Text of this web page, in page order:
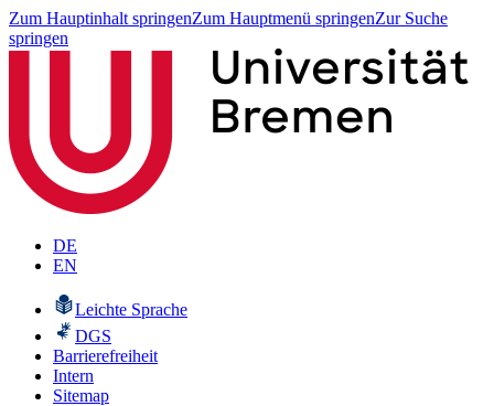
Zum Hauptinhalt springenZum Hauptmenü springenZur Suche
springen
DE
EN
Leichte Sprache
DGS
Barrierefreiheit
Intern
Sitemap